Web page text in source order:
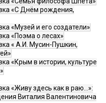
«С Днём рождения,
«Музей и его создатели»
«Поэма о лесах»
« А.И. Мусин-Пушкин,
«Крым в истории, культуре
«Живу здесь как в раю…»:
Виталия Валентиновича